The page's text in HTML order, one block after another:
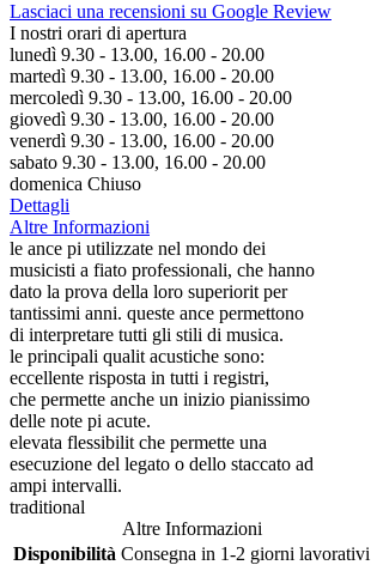
Lasciaci una recensioni su Google Review
I nostri orari di apertura
lunedì 9.30 - 13.00, 16.00 - 20.00
martedì 9.30 - 13.00, 16.00 - 20.00
mercoledì 9.30 - 13.00, 16.00 - 20.00
giovedì 9.30 - 13.00, 16.00 - 20.00
venerdì 9.30 - 13.00, 16.00 - 20.00
sabato 9.30 - 13.00, 16.00 - 20.00
domenica Chiuso
Dettagli
Altre Informazioni
le ance pi utilizzate nel mondo dei
musicisti a fiato professionali, che hanno
dato la prova della loro superiorit per
tantissimi anni. queste ance permettono
di interpretare tutti gli stili di musica.
le principali qualit acustiche sono:
eccellente risposta in tutti i registri,
che permette anche un inizio pianissimo
delle note pi acute.
elevata flessibilit che permette una
esecuzione del legato o dello staccato ad
ampi intervalli.
traditional
Altre Informazioni
Disponibilità Consegna in 1-2 giorni lavorativi